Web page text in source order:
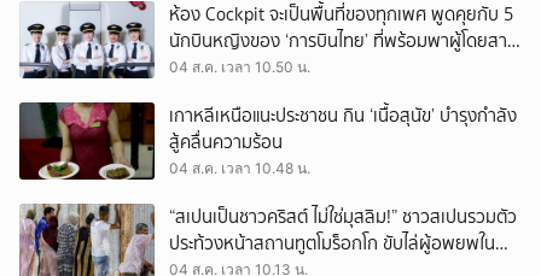
ห้อง Cockpit จะเป็นพื้นที่ของทุกเพศ พูดคุยกับ 5
นักบินหญิงของ ‘การบินไทย’ ที่พร้อมพาผู้โดยสาร
บินไปทั่วโลก
04 ส.ค. เวลา 10.50 น.
เกาหลีเหนือแนะประชาชน กิน ‘เนื้อสุนัข’ บำรุงกำลัง
สู้คลื่นความร้อน
04 ส.ค. เวลา 10.48 น.
“สเปนเป็นชาวคริสต์ ไม่ใช่มุสลิม!” ชาวสเปนรวมตัว
ประท้วงหน้าสถานทูตโมร็อกโก ขับไล่ผู้อพยพใน
เมืองเซวตาออกนอกประเทศ
04 ส.ค. เวลา 10.13 น.